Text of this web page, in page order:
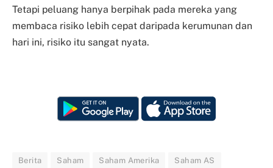
Tetapi peluang hanya berpihak pada mereka yang
membaca risiko lebih cepat daripada kerumunan dan
hari ini, risiko itu sangat nyata.
Berita Saham Saham Amerika Saham AS